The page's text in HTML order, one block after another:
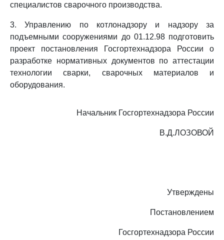
специалистов сварочного производства.
3. Управлению по котлонадзору и надзору за
подъемными сооружениями до 01.12.98 подготовить
проект постановления Госгортехнадзора России о
разработке нормативных документов по аттестации
технологии сварки, сварочных материалов и
оборудования.
Начальник Госгортехнадзора России
В.Д.ЛОЗОВОЙ
Утверждены
Постановлением
Госгортехнадзора России